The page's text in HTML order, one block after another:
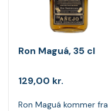
Ron Maguá, 35 cl
129,00 kr.
Ron Maguá kommer fra